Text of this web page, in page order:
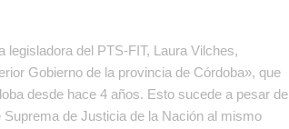
del PTS-FIT, Laura Vilches,
Gobierno de la provincia de Córdoba», que
desde hace 4 años. Esto sucede a pesar de
de Justicia de la Nación al mismo